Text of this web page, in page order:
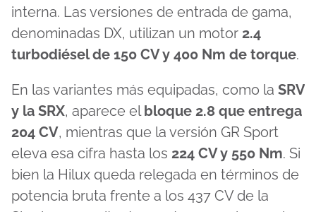
interna. Las versiones de entrada de gama,
denominadas DX, utilizan un motor 2.4
turbodiésel de 150 CV y 400 Nm de torque.
En las variantes más equipadas, como la SRV
y la SRX, aparece el bloque 2.8 que entrega
204 CV, mientras que la versión GR Sport
eleva esa cifra hasta los 224 CV y 550 Nm. Si
bien la Hilux queda relegada en términos de
potencia bruta frente a los 437 CV de la